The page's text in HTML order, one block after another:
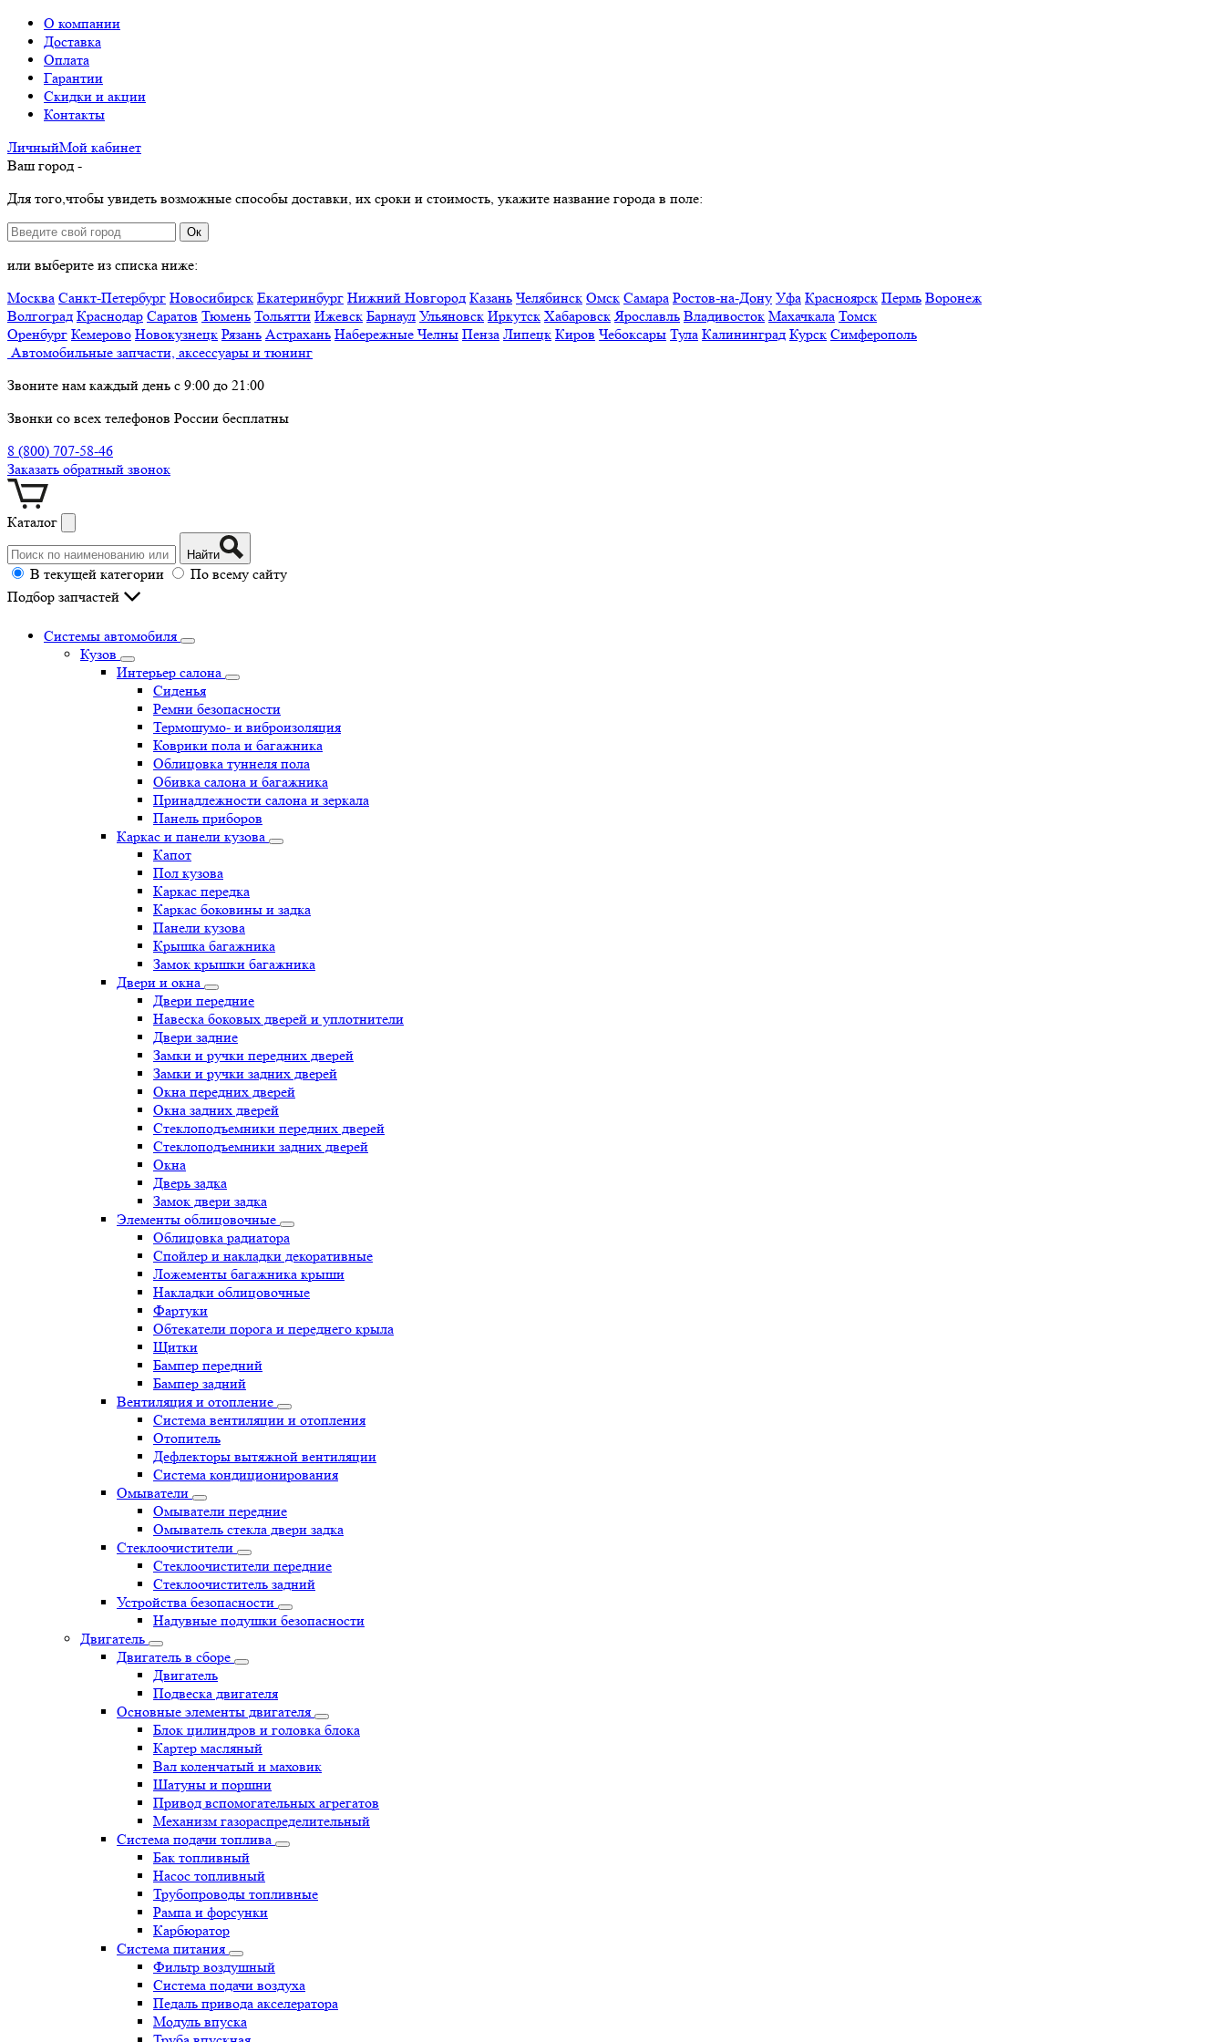
О компании
Доставка
Оплата
Гарантии
Скидки и акции
Контакты
ЛичныйМой кабинет
Ваш город -
Для того,чтобы увидеть возможные способы доставки, их сроки и стоимость, укажите название города в поле:
Ок
или выберите из списка ниже:
Москва Санкт-Петербург Новосибирск Екатеринбург Нижний Новгород Казань Челябинск Омск Самара Ростов-на-Дону Уфа Красноярск Пермь Воронеж
Волгоград Краснодар Саратов Тюмень Тольятти Ижевск Барнаул Ульяновск Иркутск Хабаровск Ярославль Владивосток Махачкала Томск
Оренбург Кемерово Новокузнецк Рязань Астрахань Набережные Челны Пенза Липецк Киров Чебоксары Тула Калининград Курск Симферополь
Автомобильные запчасти, аксессуары и тюнинг
Звоните нам каждый день с 9:00 до 21:00
Звонки со всех телефонов России бесплатны
8 (800) 707-58-46
Заказать обратный звонок
Каталог
Найти
В текущей категории
По всему сайту
Подбор запчастей
Системы автомобиля
Кузов
Интерьер салона
Сиденья
Ремни безопасности
Термошумо- и виброизоляция
Коврики пола и багажника
Облицовка туннеля пола
Обивка салона и багажника
Принадлежности салона и зеркала
Панель приборов
Каркас и панели кузова
Капот
Пол кузова
Каркас передка
Каркас боковины и задка
Панели кузова
Крышка багажника
Замок крышки багажника
Двери и окна
Двери передние
Навеска боковых дверей и уплотнители
Двери задние
Замки и ручки передних дверей
Замки и ручки задних дверей
Окна передних дверей
Окна задних дверей
Стеклоподъемники передних дверей
Стеклоподъемники задних дверей
Окна
Дверь задка
Замок двери задка
Элементы облицовочные
Облицовка радиатора
Спойлер и накладки декоративные
Ложементы багажника крыши
Накладки облицовочные
Фартуки
Обтекатели порога и переднего крыла
Щитки
Бампер передний
Бампер задний
Вентиляция и отопление
Система вентиляции и отопления
Отопитель
Дефлекторы вытяжной вентиляции
Система кондиционирования
Омыватели
Омыватели передние
Омыватель стекла двери задка
Стеклоочистители
Стеклоочистители передние
Стеклоочиститель задний
Устройства безопасности
Надувные подушки безопасности
Двигатель
Двигатель в сборе
Двигатель
Подвеска двигателя
Основные элементы двигателя
Блок цилиндров и головка блока
Картер масляный
Вал коленчатый и маховик
Шатуны и поршни
Привод вспомогательных агрегатов
Механизм газораспределительный
Система подачи топлива
Бак топливный
Насос топливный
Трубопроводы топливные
Рампа и форсунки
Карбюратор
Система питания
Фильтр воздушный
Система подачи воздуха
Педаль привода акселератора
Модуль впуска